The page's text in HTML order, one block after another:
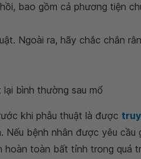
bao gồm cả phương tiện
Ngoài ra, hãy chắc chắn
bình thường sau mổ
khi phẫu thuật là được
thuật đầu tiên. Nếu bệnh
khiến bệnh nhân hoàn